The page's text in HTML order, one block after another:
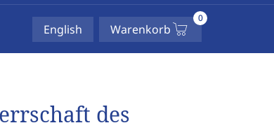
English Warenkorb
0
des